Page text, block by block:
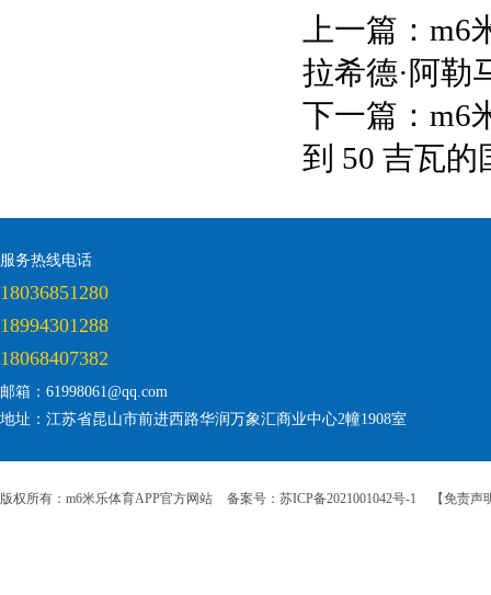
上一篇： m6
拉希德·阿勒
下一篇： m6
到 50 吉瓦的
服务热线电话
18036851280
18994301288
18068407382
邮箱：61998061@qq.com
地址：江苏省昆山市前进西路华润万象汇商业中心2幢1908室
版权所有：m6米乐体育APP官方网站 备案号：苏ICP备2021001042号-1 【免责声